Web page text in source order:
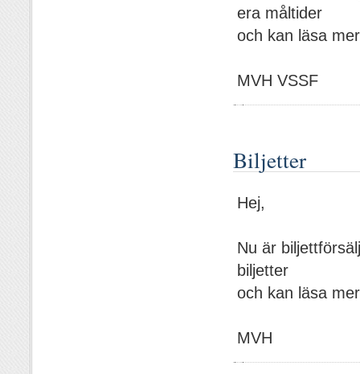
era måltider
och kan läsa
MVH VSSF
Biljetter
Hej,
Nu är
biljetter
och kan läsa
MVH